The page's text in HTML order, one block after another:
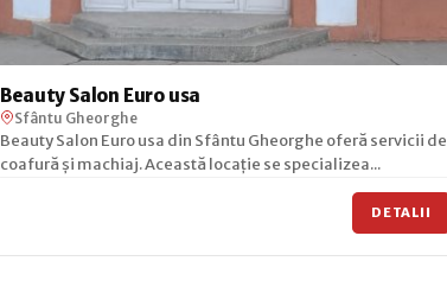
Beauty Salon Euro usa
Sfântu Gheorghe
Beauty Salon Euro usa din Sfântu Gheorghe oferă servicii de
coafură și machiaj. Această locație se specializea...
DETALII